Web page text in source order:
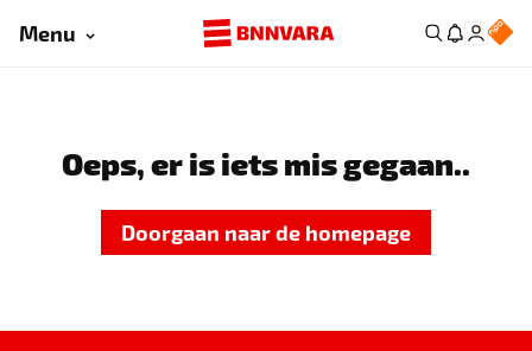
Menu
Oeps, er is iets mis gegaan..
Doorgaan naar de homepage